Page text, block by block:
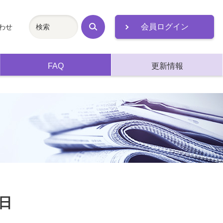
会員ログイン
FAQ 更新情報
せ
検
索